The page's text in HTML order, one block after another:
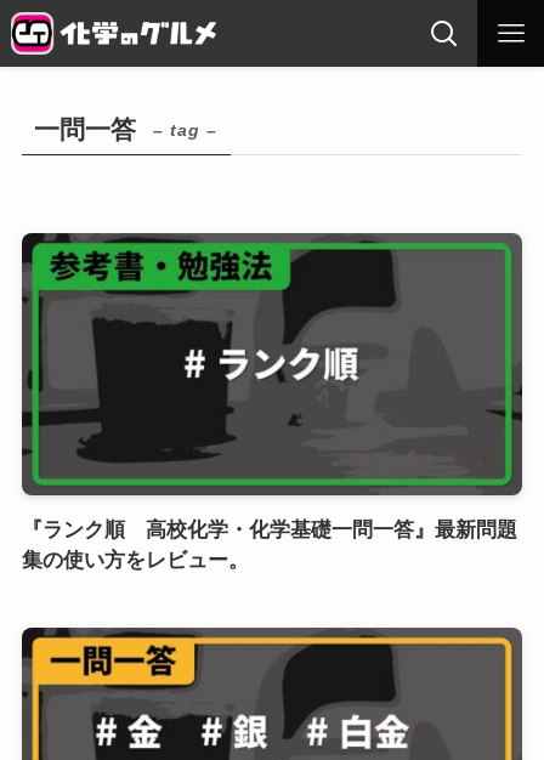
一問一答 – tag –
『ランク順 高校化学・化学基礎一問一答』最新問題
集の使い方をレビュー。